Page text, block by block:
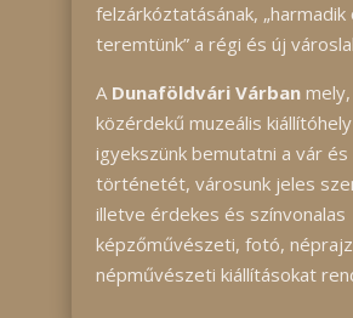
felzárkóztatásának,
teremtünk” a régi és új
A Dunaföldvári Várban
közérdekű muzeális
igyekszünk bemutatni a vár és
történetét, városunk jeles
illetve érdekes és színvonalas
képzőművészeti, fotó,
népművészeti kiállításokat